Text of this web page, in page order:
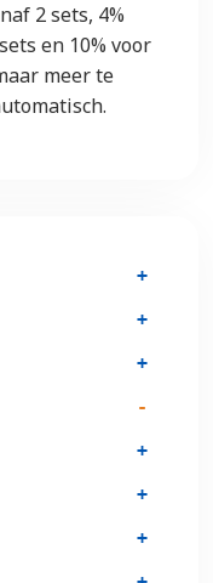
2 sets, 4%
en 10% voor
meer te